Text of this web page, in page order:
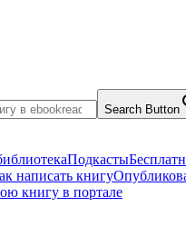
Search Button
Подкасты
написать книгу
книгу в портале